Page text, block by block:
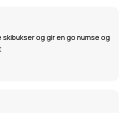
og gir en go numse og